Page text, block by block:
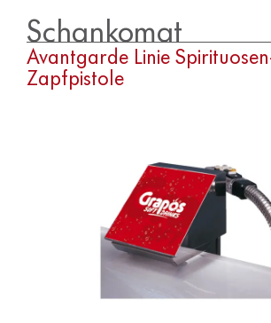
Schankomat
Avantgarde Linie Spirituosen-
Zapfpistole